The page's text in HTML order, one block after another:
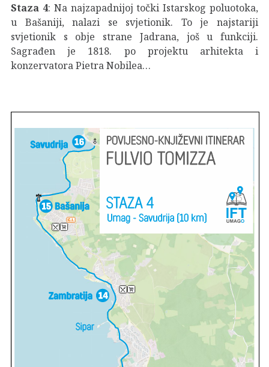
Staza 4: Na najzapadnijoj točki Istarskog poluotoka,
u Bašaniji, nalazi se svjetionik. To je najstariji
svjetionik s obje strane Jadrana, još u funkciji.
Sagrađen je 1818. po projektu arhitekta i
konzervatora Pietra Nobilea…